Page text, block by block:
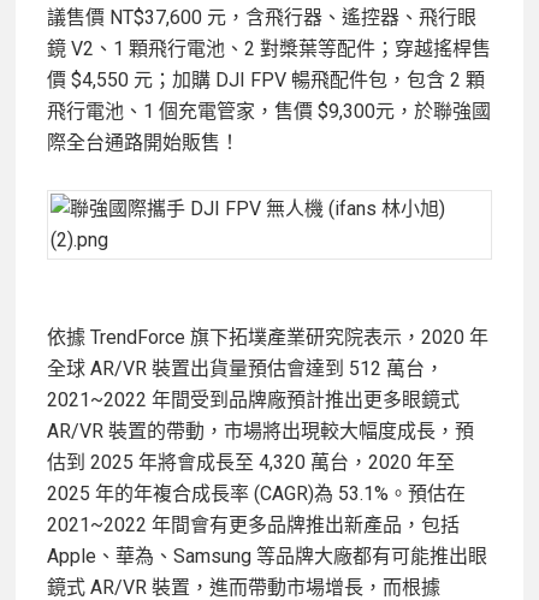
議售價 NT$37,600 元，含飛行器、遙控器、飛行眼
鏡 V2、1 顆飛行電池、2 對槳葉等配件；穿越搖桿售
價 $4,550 元；加購 DJI FPV 暢飛配件包，包含 2 顆
飛行電池、1 個充電管家，售價 $9,300元，於聯強國
際全台通路開始販售！
依據 TrendForce 旗下拓墣產業研究院表示，2020 年
全球 AR/VR 裝置出貨量預估會達到 512 萬台，
2021~2022 年間受到品牌廠預計推出更多眼鏡式
AR/VR 裝置的帶動，市場將出現較大幅度成長，預
估到 2025 年將會成長至 4,320 萬台，2020 年至
2025 年的年複合成長率 (CAGR)為 53.1%。預估在
2021~2022 年間會有更多品牌推出新產品，包括
Apple、華為、Samsung 等品牌大廠都有可能推出眼
鏡式 AR/VR 裝置，進而帶動市場增長，而根據